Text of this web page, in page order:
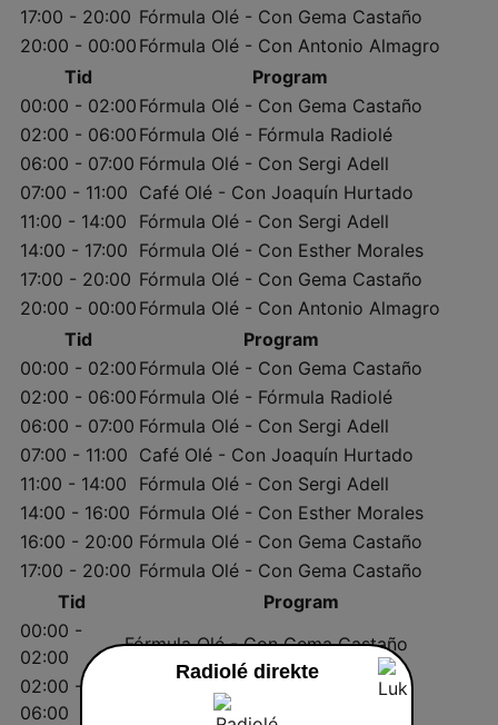
17:00 - 20:00 Fórmula Olé - Con Gema Castaño
20:00 - 00:00 Fórmula Olé - Con Antonio Almagro
Tid
Program
00:00 - 02:00 Fórmula Olé - Con Gema Castaño
02:00 - 06:00 Fórmula Olé - Fórmula Radiolé
06:00 - 07:00 Fórmula Olé - Con Sergi Adell
07:00 - 11:00 Café Olé - Con Joaquín Hurtado
11:00 - 14:00
Fórmula Olé - Con Sergi Adell
14:00 - 17:00 Fórmula Olé - Con Esther Morales
17:00 - 20:00 Fórmula Olé - Con Gema Castaño
20:00 - 00:00 Fórmula Olé - Con Antonio Almagro
Tid
Program
00:00 - 02:00 Fórmula Olé - Con Gema Castaño
02:00 - 06:00 Fórmula Olé - Fórmula Radiolé
06:00 - 07:00 Fórmula Olé - Con Sergi Adell
07:00 - 11:00 Café Olé - Con Joaquín Hurtado
11:00 - 14:00
Fórmula Olé - Con Sergi Adell
14:00 - 16:00 Fórmula Olé - Con Esther Morales
16:00 - 20:00 Fórmula Olé - Con Gema Castaño
17:00 - 20:00 Fórmula Olé - Con Gema Castaño
Tid
Program
00:00 -
02:00
Fórmula Olé - Con Gema Castaño
02:00 -
06:00
Fórmula Olé - Fórmula Radiolé
Radiolé direkte